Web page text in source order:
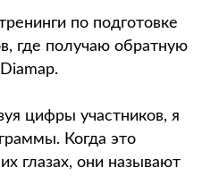
по подготовке
где получаю обратную
цифры участников, я
Когда это
глазах, они называют